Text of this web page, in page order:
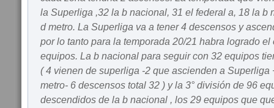
la Superliga ,32 la b nacional, 31 el federal a, 18 la b
d metro. La Superliga va a tener 4 descensos y
por lo tanto para la temporada 20/21 habra logrado
equipos. La b nacional para seguir con 32 equipos
( 4 vienen de superliga -2 que ascienden a Superliga
metro- 6 descensos total 32 ) y la 3° división de 96
descendidos de la b nacional , los 29 equipos que